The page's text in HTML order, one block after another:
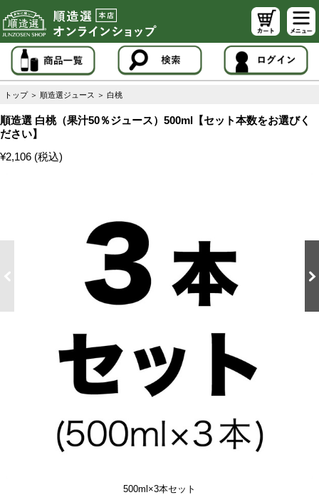
トップ ＞ 順造選ジュース ＞ 白桃
順造選 白桃（果汁50％ジュース）500ml【セット本数をお選びく
ださい】
¥2,106 (税込)
500ml×3本セット